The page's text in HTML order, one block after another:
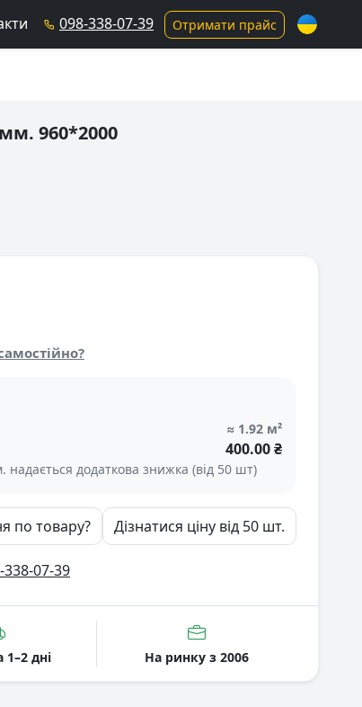
098-338-07-39 Отримати прайс
960*2000
≈ 1.92 м²
400.00 ₴
додаткова знижка (від 50 шт)
по товару? Дізнатися ціну від 50 шт.
338-07-39
1–2 дні На ринку з 2006